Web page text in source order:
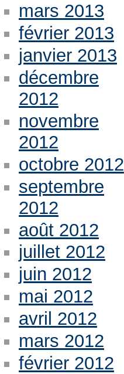
mars 2013
février 2013
janvier 2013
décembre
2012
novembre
2012
octobre 2012
septembre
2012
août 2012
juillet 2012
juin 2012
mai 2012
avril 2012
mars 2012
février 2012